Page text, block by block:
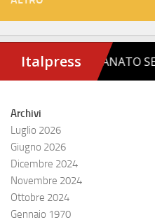
Archivi
Luglio 2026
Giugno 2026
Dicembre 2024
Novembre 2024
Ottobre 2024
Gennaio 1970